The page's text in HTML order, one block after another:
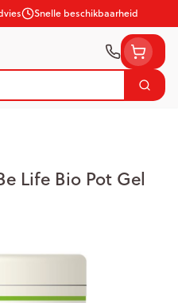
Snelle beschikbaarheid
Zoek
Life Bio Pot Gel